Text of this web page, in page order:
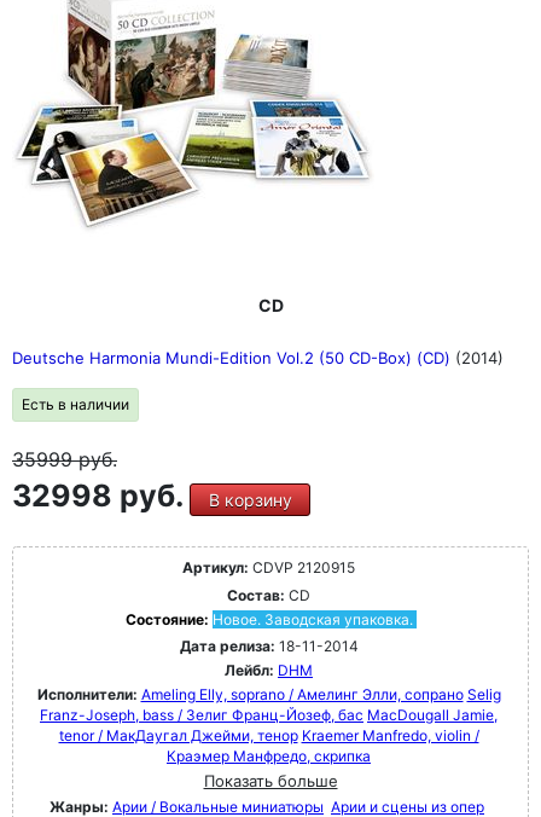
CD
Deutsche Harmonia Mundi-Edition Vol.2 (50 CD-Box) (CD) (2014)
Есть в наличии
35999руб.
32998 руб. В корзину
Артикул: CDVP 2120915
Состав: CD
Состояние: Новое. Заводская упаковка.
Дата релиза: 18-11-2014
Лейбл: DHM
Исполнители: Ameling Elly, soprano / Амелинг Элли, сопрано Selig
Franz-Joseph, bass / Зелиг Франц-Йозеф, бас MacDougall Jamie,
tenor / МакДаугал Джейми, тенор Kraemer Manfredo, violin /
Краэмер Манфредо, скрипка
Показать больше
Жанры: Арии / Вокальные миниатюры Арии и сцены из опер